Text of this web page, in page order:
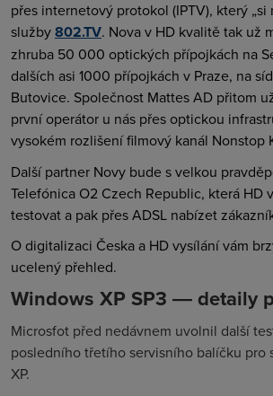
přes internetový protokol (IPTV), který „si
služby802.TV. Nova v HD kvalitě tak už
zhruba 50 000 optických přípojkách na
dalších asi 1000 přípojkách v Praze, na
Butovice. Společnost Mattes AD přitom
první operátor u nás přes optickou
vysokém rozlišení filmový kanál Nonstop
Další partner Novy bude s velkou
Telefónica O2 Czech Republic, která HD
testovat a pak přes ADSL nabízet
O digitalizaci Česka a HD vysílání vám
ucelený přehled.
Windows XP SP3 ― detaily
Microsfot před nedávnem uvolnil další
posledního třetího servisního balíčku pro
XP.